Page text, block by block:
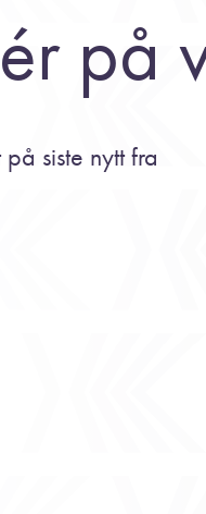
på
siste nytt fra